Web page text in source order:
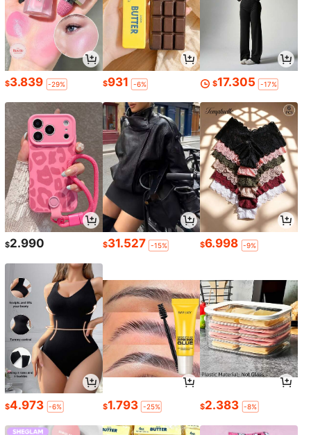
$3.839 -29% $931 -6% $17.305 -17%
$2.990 $31.527 -15% $6.998 -9%
$4.973 -6% $1.793 -25% $2.383 -8%